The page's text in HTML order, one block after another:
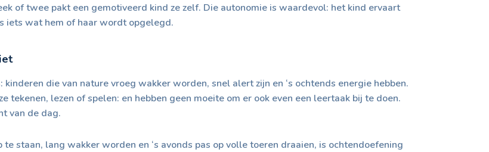
of twee pakt een gemotiveerd kind ze zelf. Die autonomie is waardevol: het kind ervaart
iets wat hem of haar wordt opgelegd.
: kinderen die van nature vroeg wakker worden, snel alert zijn en ‘s ochtends energie hebben.
tekenen, lezen of spelen: en hebben geen moeite om er ook even een leertaak bij te doen.
van de dag.
te staan, lang wakker worden en ‘s avonds pas op volle toeren draaien, is ochtendoefening